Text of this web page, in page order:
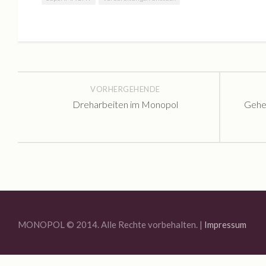
VORHERGEHENDE
Dreharbeiten im Monopol
MONOPOL © 2014. Alle Rechte vorbehalten. | Impressum